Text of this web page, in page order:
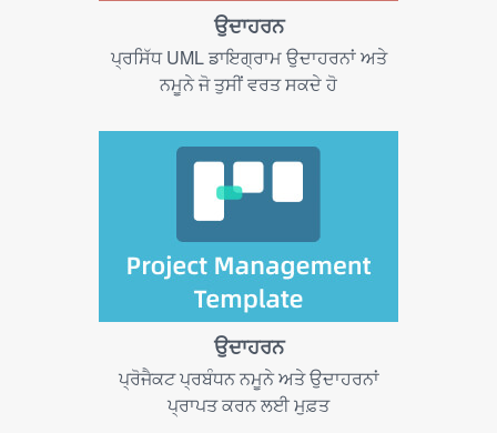
ਉਦਾਹਰਨ
ਪ੍ਰਸਿੱਧ UML ਡਾਇਗ੍ਰਾਮ ਉਦਾਹਰਨਾਂ ਅਤੇ
ਨਮੂਨੇ ਜੋ ਤੁਸੀਂ ਵਰਤ ਸਕਦੇ ਹੋ
ਉਦਾਹਰਨ
ਪ੍ਰੋਜੈਕਟ ਪ੍ਰਬੰਧਨ ਨਮੂਨੇ ਅਤੇ ਉਦਾਹਰਨਾਂ
ਪ੍ਰਾਪਤ ਕਰਨ ਲਈ ਮੁਫ਼ਤ